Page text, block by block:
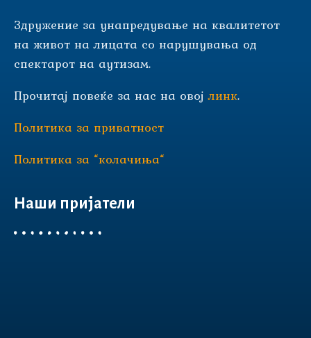
Здружение за унапредување на квалитетот
на живот на лицата со нарушувања од
спектарот на аутизам.
Прочитај повеќе за нас на овојлинк.
Политика за приватност
Политика за “колачиња“
Наши пријатели